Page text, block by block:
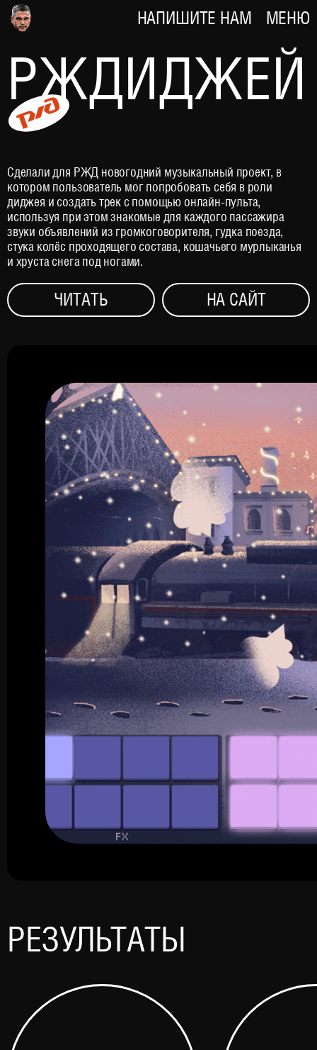
МЕНЮ
НАПИШИТЕ НАМ
РЖДИДЖЕЙ
Сделали для РЖД новогодний музыкальный проект, в
котором пользователь мог попробовать себя в роли
диджея и создать трек с помощью онлайн-пульта,
используя при этом знакомые для каждого пассажира
звуки объявлений из громкоговорителя, гудка поезда,
стука колёс проходящего состава, кошачьего мурлыканья
и хруста снега под ногами.
ЧИТАТЬ НА САЙТ
РЕЗУЛЬТАТЫ